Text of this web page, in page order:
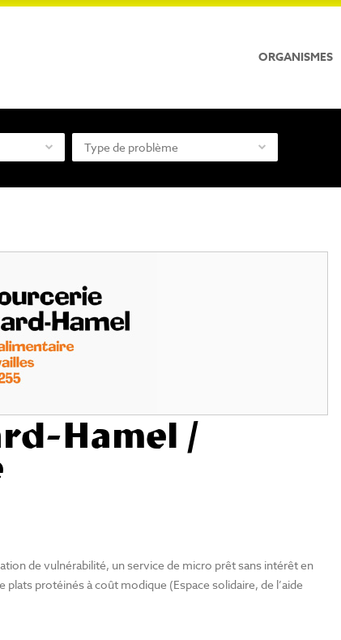
ORGANISMES
Type de problème
Hamel /
de vulnérabilité, un service de micro prêt sans intérêt en
protéinés à coût modique (Espace solidaire, de l’aide